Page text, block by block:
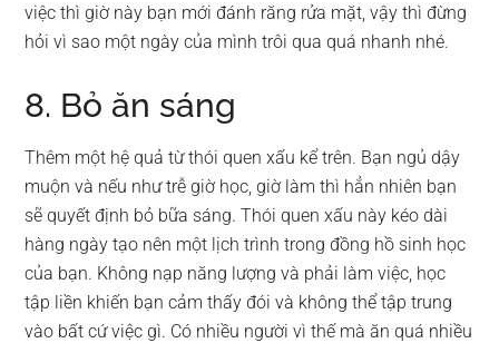
việc thì giờ này bạn mới đánh răng rửa mặt, vậy thì đừng
hỏi vì sao một ngày của mình trôi qua quá nhanh nhé.
8. Bỏ ăn sáng
Thêm một hệ quả từ thói quen xấu kể trên. Bạn ngủ dậy
muộn và nếu như trễ giờ học, giờ làm thì hẳn nhiên bạn
sẽ quyết định bỏ bữa sáng. Thói quen xấu này kéo dài
hàng ngày tạo nên một lịch trình trong đồng hồ sinh học
của bạn. Không nạp năng lượng và phải làm việc, học
tập liền khiến bạn cảm thấy đói và không thể tập trung
vào bất cứ việc gì. Có nhiều người vì thế mà ăn quá nhiều